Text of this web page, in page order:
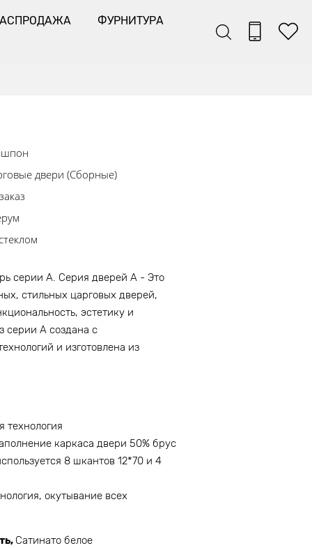
ФУРНИТУРА
двери (Сборные)
серии A. Серия дверей А - Это
стильных царговых дверей,
эстетику и
серии А создана с
и изготовлена из
технология
каркаса двери 50% брус
8 шкантов 12*70 и 4
окутывание всех
, Сатинато белое